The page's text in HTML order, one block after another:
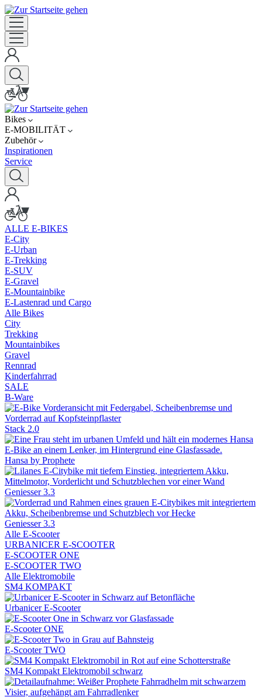
Bikes
E-MOBILITÄT
Zubehör
Inspirationen
Service
ALLE E-BIKES
E-City
E-Urban
E-Trekking
E-SUV
E-Gravel
E-Mountainbike
E-Lastenrad und Cargo
Alle Bikes
City
Trekking
Mountainbikes
Gravel
Rennrad
Kinderfahrrad
SALE
B-Ware
Stack 2.0
Hansa by Prophete
Geniesser 3.3
Geniesser 3.3
Alle E-Scooter
URBANICER E-SCOOTER
E-SCOOTER ONE
E-SCOOTER TWO
Alle Elektromobile
SM4 KOMPAKT
Urbanicer E-Scooter
E-Scooter ONE
E-Scooter TWO
SM4 Kompakt Elektromobil schwarz